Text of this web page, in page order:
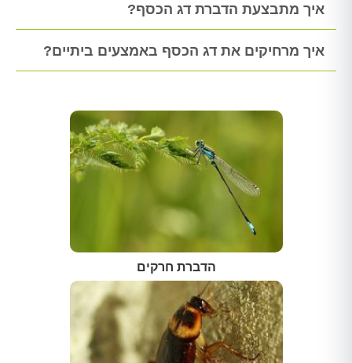
איך מתבצעת הדברת דג הכסף?
איך מרחיקים את דג הכסף באמצעים ביתיים?
הדברת חרקים